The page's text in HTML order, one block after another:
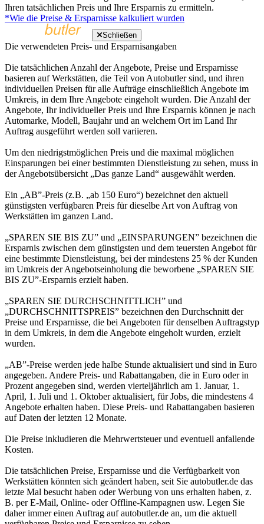
Ihren tatsächlichen Preis und Ihre Ersparnis zu ermitteln.
*Wie die Preise & Ersparnisse kalkuliert wurden
Schließen
Die verwendeten Preis- und Ersparnisangaben
Die tatsächlichen Anzahl der Angebote, Preise und Ersparnisse
basieren auf Werkstätten, die Teil von Autobutler sind, und ihren
individuellen Preisen für alle Aufträge einschließlich Angebote im
Umkreis, in dem Ihre Angebote eingeholt wurden. Die Anzahl der
Angebote, Ihr individueller Preis und Ihre Ersparnis können je nach
Automarke, Modell, Baujahr und an welchem Ort im Land Ihr
Auftrag ausgeführt werden soll variieren.
Um den niedrigstmöglichen Preis und die maximal möglichen
Einsparungen bei einer bestimmten Dienstleistung zu sehen, muss in
der Angebotsübersicht „Das ganze Land“ ausgewählt werden.
Ein „AB”-Preis (z.B. „ab 150 Euro“) bezeichnet den aktuell
günstigsten verfügbaren Preis für dieselbe Art von Auftrag von
Werkstätten im ganzen Land.
„SPAREN SIE BIS ZU” und „EINSPARUNGEN” bezeichnen die
Ersparnis zwischen dem günstigsten und dem teuersten Angebot für
eine bestimmte Dienstleistung, bei der mindestens 25 % der Kunden
im Umkreis der Angebotseinholung die beworbene „SPAREN SIE
BIS ZU”-Ersparnis erzielt haben.
„SPAREN SIE DURCHSCHNITTLICH” und
„DURCHSCHNITTSPREIS” bezeichnen den Durchschnitt der
Preise und Ersparnisse, die bei Angeboten für denselben Auftragstyp
in dem Umkreis, in dem die Angebote eingeholt wurden, erzielt
wurden.
„AB”-Preise werden jede halbe Stunde aktualisiert und sind in Euro
angegeben. Andere Preis- und Rabattangaben, die in Euro oder in
Prozent angegeben sind, werden vierteljährlich am 1. Januar, 1.
April, 1. Juli und 1. Oktober aktualisiert, für Jobs, die mindestens 4
Angebote erhalten haben. Diese Preis- und Rabattangaben basieren
auf Daten der letzten 12 Monate.
Die Preise inkludieren die Mehrwertsteuer und eventuell anfallende
Kosten.
Die tatsächlichen Preise, Ersparnisse und die Verfügbarkeit von
Werkstätten könnten sich geändert haben, seit Sie autobutler.de das
letzte Mal besucht haben oder Werbung von uns erhalten haben, z.
B. per E-Mail, Online- oder Offline-Kampagnen usw. Legen Sie
daher immer einen Auftrag auf autobutler.de an, um die aktuell